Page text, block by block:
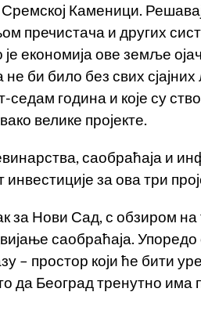
Сремској Каменици.
пречистача и других
је економија ове земље
не би било без свих
година и које су
велике пројекте.
саобраћаја и
инвестиције за ова три
за Нови Сад, с обзиром на
саобраћаја.
– простор који ће бити
да Београд тренутно има